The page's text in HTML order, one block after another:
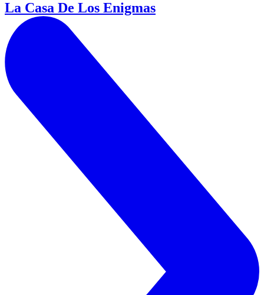
La Casa De Los Enigmas